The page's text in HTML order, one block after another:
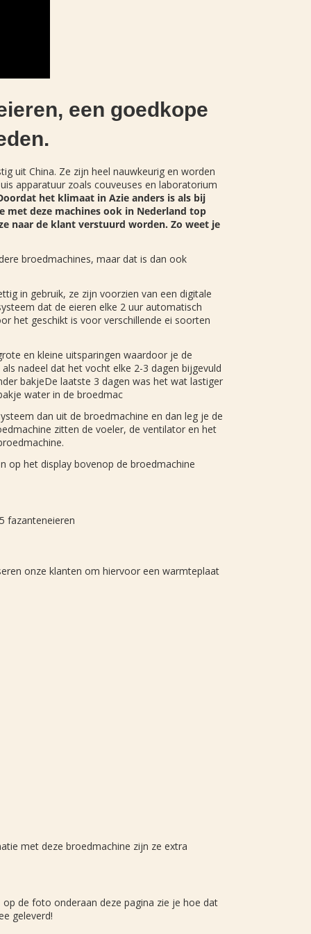
een goedkope
uit China. Ze zijn heel nauwkeurig en worden
apparatuur zoals couveuses en laboratorium
het klimaat in Azie anders is als bij
met deze machines ook in Nederland top
naar de klant verstuurd worden. Zo weet je
broedmachines, maar dat is dan ook
in gebruik, ze zijn voorzien van een digitale
dat de eieren elke 2 uur automatisch
het geschikt is voor verschillende ei soorten
en kleine uitsparingen waardoor je de
nadeel dat het vocht elke 2-3 dagen bijgevuld
bakjeDe laatste 3 dagen was het wat lastiger
water in de broedmac
dan uit de broedmachine en dan leg je de
zitten de voeler, de ventilator en het
op het display bovenop de broedmachine
fazanteneieren
onze klanten om hiervoor een warmteplaat
met deze broedmachine zijn ze extra
de foto onderaan deze pagina zie je hoe dat
geleverd!